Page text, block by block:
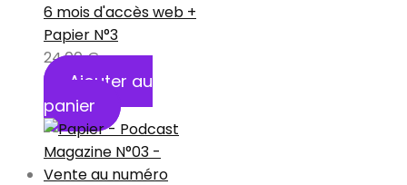
6 mois d'accès web +
Papier N°3
24,00€
Ajouter au
panier